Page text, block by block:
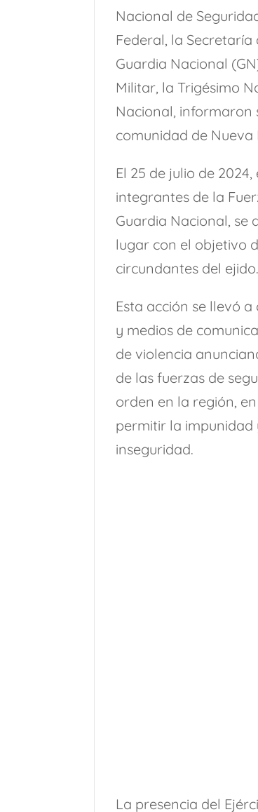
Nacional de
Federal, la
Guardia Nacional
Militar, la Trigésimo
Nacional, informaron
comunidad de Nueva
El 25 de julio de
integrantes de la
Guardia Nacional, se
lugar con el objetivo
circundantes del ejido.
Esta acción se llevó
y medios de
de violencia
de las fuerzas de
orden en la región,
permitir la impunidad
inseguridad.
La presencia del